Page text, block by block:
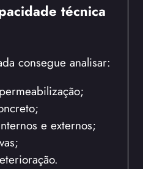
técnica
consegue analisar:
e externos;